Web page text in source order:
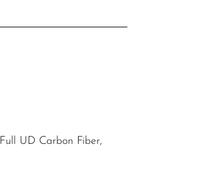
UD Carbon Fiber,